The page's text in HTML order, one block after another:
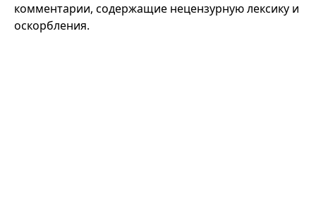
комментарии, содержащие нецензурную лексику и
оскорбления.